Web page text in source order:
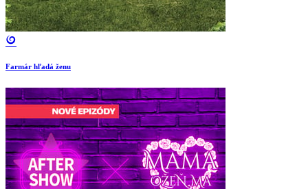
Farmár hľadá ženu